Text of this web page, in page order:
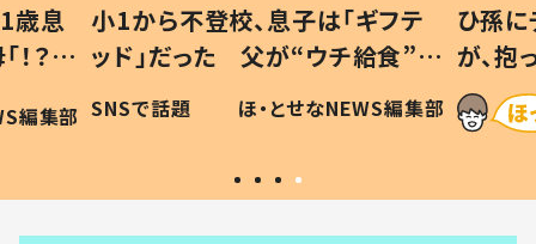
歳息
？」
編集部
小1から不登校、息子は「ギフテ
ッド」だった 父が“ウチ給食”を
作り続ける理由とは #令和の親
#令和の子
SNSで話題 ほ・とせなNEWS編集部
ひ孫
が、
「涙が
い」